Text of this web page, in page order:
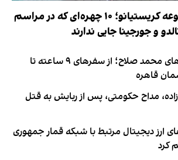
لیست ممنوعه کریستیانو؛ ۱۰ چهره‌ای که در مراسم
و جورجینا جایی ندارند
روایت فداکاری‌های محمد صلاح؛ از سفرهای ۹ ساعته تا
قاهره
مداح حکومتی، پس از ربایش به قتل
ارز دیجیتال مرتبط با شبکه قمار جمهوری
کرد